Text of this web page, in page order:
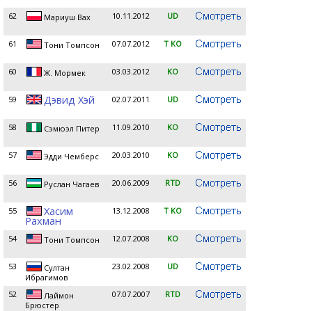
62 Мариуш Вах 10.11.2012 UD
61 Тони Томпсон 07.07.2012 T KO
60 Ж. Мормек 03.03.2012 KO
59 Дэвид Хэй 02.07.2011 UD
58 Сэмюэл Питер 11.09.2010 KO
57 Эдди Чемберс 20.03.2010 KO
56 Руслан Чагаев 20.06.2009 RTD
55 Хасим
Рахман
13.12.2008 T KO
54 Тони Томпсон 12.07.2008 KO
53
Султан
Ибрагимов
23.02.2008 UD
52
Лаймон
Брюстер
07.07.2007 RTD